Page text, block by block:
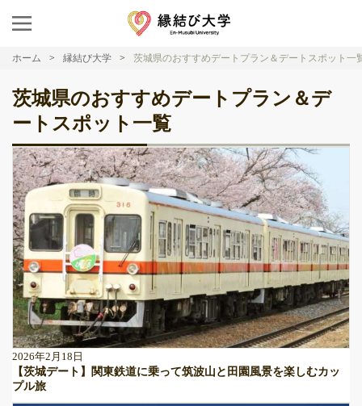
ホーム 縁結び大学 茨城県のおすすめデートプラン＆デートスポット一
茨城県のおすすめデートプラン＆デ
ートスポット一覧
2026年2月18日
【茨城デート】関東鉄道に乗って筑波山と田園風景を楽しむカッ
プル旅